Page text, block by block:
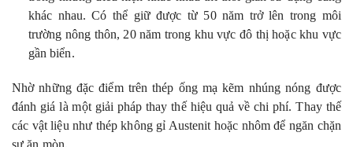
khác nhau. Có thể giữ được từ 50 năm trở lên trong môi
trường nông thôn, 20 năm trong khu vực đô thị hoặc khu vực
gần biển.
Nhờ những đặc điểm trên thép ống mạ kẽm nhúng nóng được
đánh giá là một giải pháp thay thế hiệu quả về chi phí. Thay thế
các vật liệu như thép không gỉ Austenit hoặc nhôm để ngăn chặn